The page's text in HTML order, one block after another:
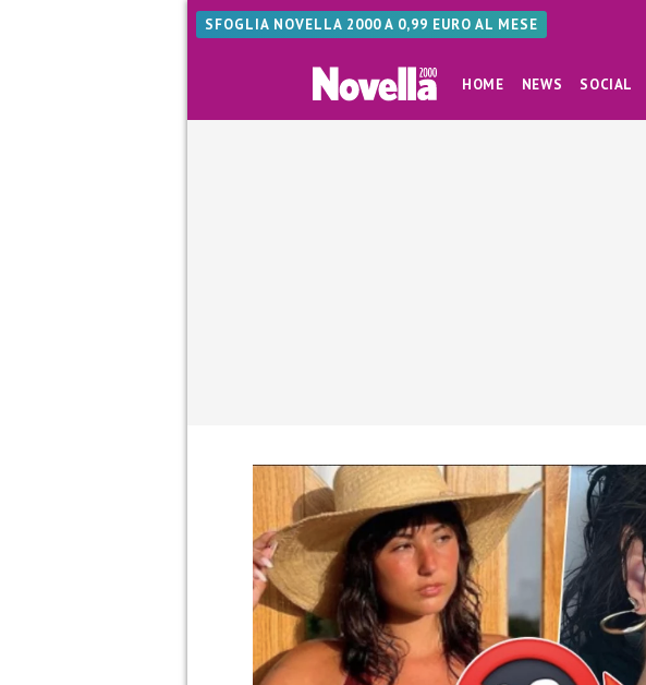
SFOGLIA NOVELLA 2000 A 0,99 EURO AL MESE
HOME NEWS SOCIAL